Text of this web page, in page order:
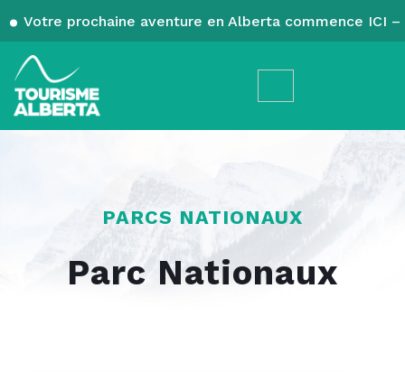
Votre prochaine aventure en Alberta commence ICI
PARCS NATIONAUX
Parc Nationaux